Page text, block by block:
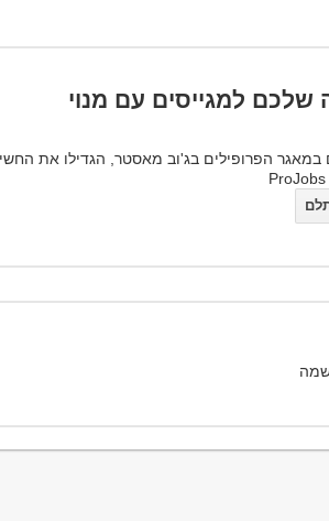
שלכם למגייסים עם מנוי
הפרופילים בג'וב מאסטר, הגדילו את